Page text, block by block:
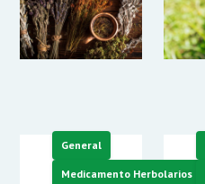
General
Medicamento Herbolarios